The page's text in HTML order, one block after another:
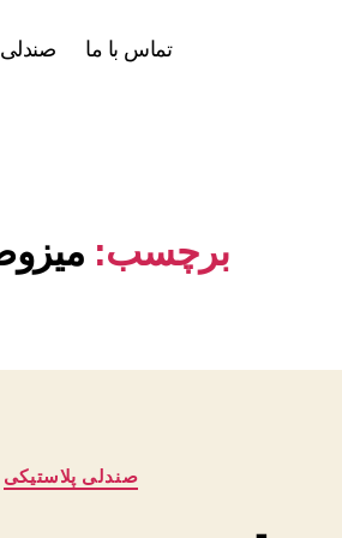
تماس با ما صندلی
برچسب:
دسته‌ها
صندلی پلاستیکی